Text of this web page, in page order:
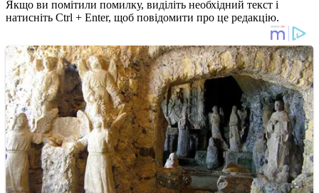
Якщо ви помітили помилку, виділіть необхідний текст і
натисніть Ctrl + Enter, щоб повідомити про це редакцію.